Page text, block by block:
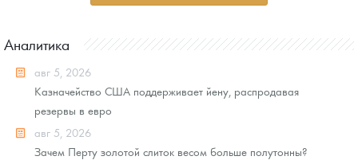
Аналитика
авг 5, 2026
Казначейство США поддерживает йену, распродавая
резервы в евро
авг 5, 2026
Зачем Перту золотой слиток весом больше полутонны?